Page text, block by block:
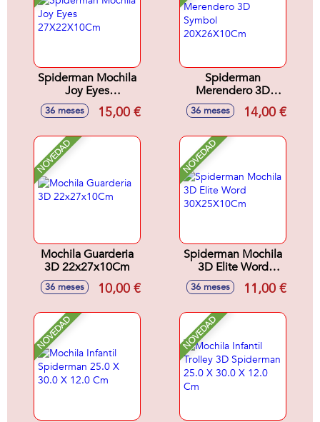
Spiderman Mochila
Joy Eyes
27X22X10Cm
36 meses 15,00 €
Spiderman
Merendero 3D
Symbol
20X26X10Cm
36 meses 14,00 €
NOVEDAD
Mochila Guarderia
3D 22x27x10Cm
36 meses 10,00 €
NOVEDAD
Spiderman Mochila
3D Elite Word
30X25X10Cm
36 meses 11,00 €
NOVEDAD NOVEDAD